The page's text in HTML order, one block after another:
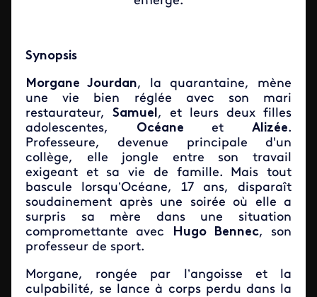
Synopsis
Morgane Jourdan, la quarantaine, mène
une vie bien réglée avec son mari
restaurateur, Samuel, et leurs deux filles
adolescentes, Océane etAlizée.
Professeure, devenue principale d'un
collège, elle jongle entre son travail
exigeant et sa vie de famille. Mais tout
bascule lorsqu’Océane, 17 ans, disparaît
soudainement après une soirée où elle a
surpris sa mère dans une situation
compromettante avec
Hugo Bennec, son
professeur de sport.
Morgane, rongée par l’angoisse et la
culpabilité, se lance à corps perdu dans la